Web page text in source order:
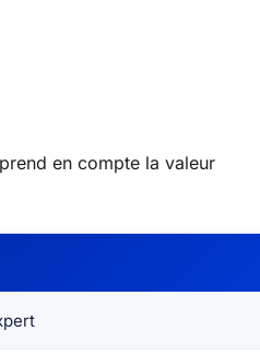
en compte la valeur